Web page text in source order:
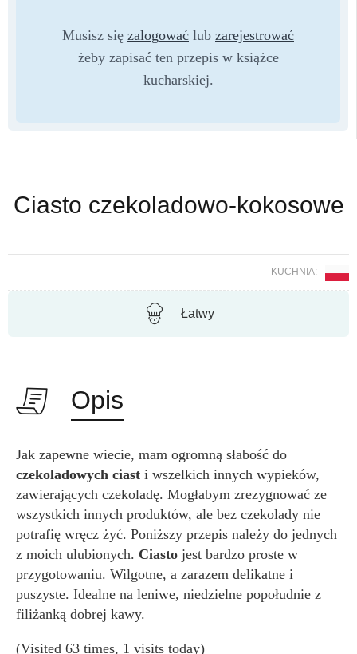
Musisz się zalogować lub zarejestrować
żeby zapisać ten przepis w książce
kucharskiej.
Ciasto czekoladowo-kokosowe
KUCHNIA:
Łatwy
Opis
Jak zapewne wiecie, mam ogromną słabość do
czekoladowych ciast i wszelkich innych wypieków,
zawierających czekoladę. Mogłabym zrezygnować ze
wszystkich innych produktów, ale bez czekolady nie
potrafię wręcz żyć. Poniższy przepis należy do jednych
z moich ulubionych. Ciasto jest bardzo proste w
przygotowaniu. Wilgotne, a zarazem delikatne i
puszyste. Idealne na leniwe, niedzielne popołudnie z
filiżanką dobrej kawy.
(Visited 63 times, 1 visits today)